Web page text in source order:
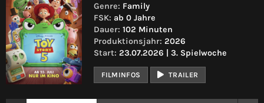
Genre: Family
FSK: ab 0 Jahre
Dauer: 102 Minuten
Produktionsjahr: 2026
Start: 23.07.2026 | 3. Spielwoche
FILMINFOS TRAILER